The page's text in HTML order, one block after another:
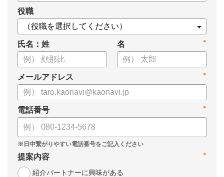
役職
氏名：姓 *
名
*
メールアドレス
*
電話番号
*
提案内容
紹介パートナーに興味がある